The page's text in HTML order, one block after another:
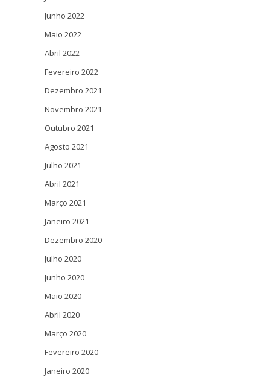
Junho 2022
Maio 2022
Abril 2022
Fevereiro 2022
Dezembro 2021
Novembro 2021
Outubro 2021
Agosto 2021
Julho 2021
Abril 2021
Março 2021
Janeiro 2021
Dezembro 2020
Julho 2020
Junho 2020
Maio 2020
Abril 2020
Março 2020
Fevereiro 2020
Janeiro 2020